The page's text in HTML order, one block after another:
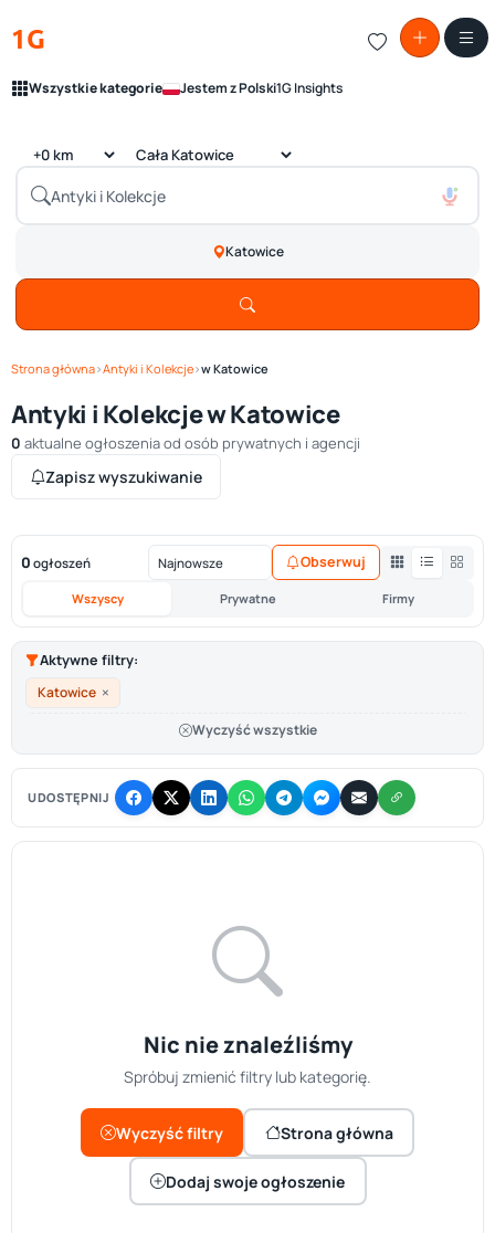
1G
Wszystkie kategorie Jestem z Polski1G Insights
Katowice
Strona główna›Antyki i Kolekcje›w Katowice
Antyki i Kolekcje w Katowice
0 aktualne ogłoszenia od osób prywatnych i agencji
Zapisz wyszukiwanie
0 ogłoszeń
Wszyscy Prywatne Firmy
Obserwuj
Aktywne filtry:
Katowice ×
Wyczyść wszystkie
UDOSTĘPNIJ
Nic nie znaleźliśmy
Spróbuj zmienić filtry lub kategorię.
Wyczyść filtry Strona główna
Dodaj swoje ogłoszenie